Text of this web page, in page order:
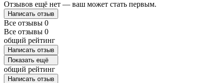
Отзывов ещё нет — ваш может стать первым.
Написать отзыв
Все отзывы 0
Все отзывы 0
общий рейтинг
Написать отзыв
Показать ещё
общий рейтинг
Написать отзыв